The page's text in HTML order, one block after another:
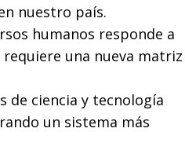
nuestro país.
humanos responde a
una nueva matriz
de ciencia y tecnología
un sistema más